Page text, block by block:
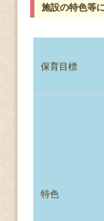
施設の特色等
保育目標
特色